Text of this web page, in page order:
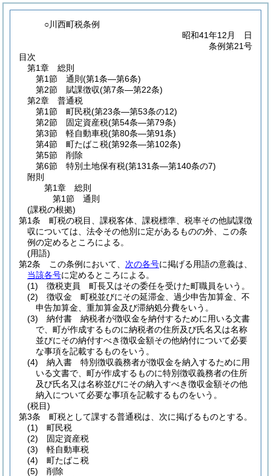
○川西町税条例
昭和41年12月 日
条例第21号
目次
第1章
総則
第1節
通則 (第1条―第6条)
第2節
賦課徴収(第7条―第22条)
第2章
普通税
第1節
町民税(第23条―第53条の12)
第2節
固定資産税(第54条―第79条)
第3節
軽自動車税(第80条―第91条)
第4節
町たばこ税(第92条―第102条)
第5節
削除
第6節
特別土地保有税(第131条―第140条の7)
附則
第1章
総則
第1節
通則
(課税の根拠)
第1条
町税の税目、課税客体、課税標準、税率その他賦課徴
収については、法令その他別に定があるものの外、この条
例の定めるところによる。
(用語)
第2条
この条例において、 次の各号に掲げる用語の意義は、
当該各号に定めるところによる。
(1)
徴税吏員 町長又はその委任を受けた町職員をいう。
(2)
徴収金 町税並びにその延滞金、過少申告加算金、不
申告加算金、重加算金及び滞納処分費をいう。
(3)
納付書 納税者が徴収金を納付するために用いる文書
で、町が作成するものに納税者の住所及び氏名又は名称
並びにその納付すべき徴収金額その他納付について必要
な事項を記載するものをいう。
(4)
納入書 特別徴収義務者が徴収金を納入するために用
いる文書で、町が作成するものに特別徴収義務者の住所
及び氏名又は名称並びにその納入すべき徴収金額その他
納入について必要な事項を記載するものをいう。
(税目)
第3条
町税として課する普通税は、次に掲げるものとする。
(1)
町民税
(2)
固定資産税
(3)
軽自動車税
(4)
町たばこ税
(5)
削除